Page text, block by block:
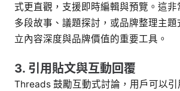
式更直觀，支援即時編輯與預覽。這
多段故事、議題探討，或品牌整理主
立內容深度與品牌價值的重要工具。
3. 引用貼文與互動回覆
Threads 鼓勵互動式討論，用戶可以